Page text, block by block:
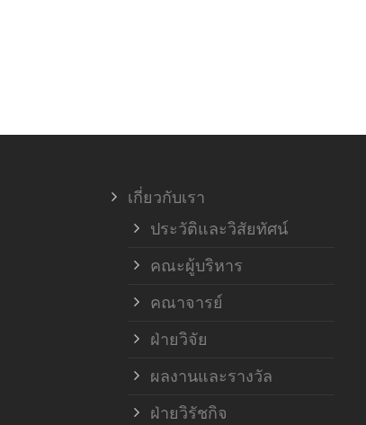
เกี่ยวกับเรา
ประวัติและวิสัยทัศน์
คณะผู้บริหาร
คณาจารย์
ฝ่ายวิจัย
ผลงานและรางวัล
ฝ่ายวิรัชกิจ